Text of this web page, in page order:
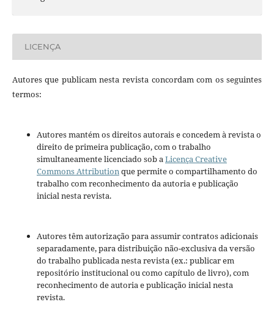
LICENÇA
Autores que publicam nesta revista concordam com os seguintes
termos:
Autores mantém os direitos autorais e concedem à revista o
direito de primeira publicação, com o trabalho
simultaneamente licenciado sob aLicença Creative
Commons Attributionque permite o compartilhamento do
trabalho com reconhecimento da autoria e publicação
inicial nesta revista.
Autores têm autorização para assumir contratos adicionais
separadamente, para distribuição não-exclusiva da versão
do trabalho publicada nesta revista (ex.: publicar em
repositório institucional ou como capítulo de livro), com
reconhecimento de autoria e publicação inicial nesta
revista.